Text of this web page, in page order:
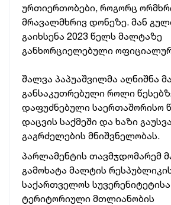
ურთიერთობები, როგორც
მრავალმხრივ დონეზე. მან
გაიხსენა 2023 წელს მალტაზე
განხორციელებული
შალვა პაპუაშვილმა აღნიშნა
განსაკუთრებული როლი
დაფუძნებული საერთაშორისო
დაცვის საქმეში და ხაზი
გაგრძელების მნიშვნელობას.
პარლამენტის თავმჯდომარემ
გამოხატა მალტის
საქართველოს
ტერიტორიული მთლიანობის